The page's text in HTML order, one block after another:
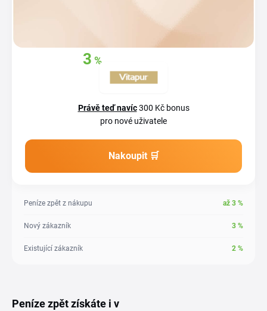
3 %
Právě teď navíc300 Kč bonus
pro nové uživatele
Nakoupit 🛒
Peníze zpět z nákupu až 3 %
Nový zákazník 3 %
Existující zákazník 2 %
Peníze zpět získáte i v